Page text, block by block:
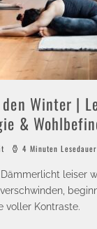
Winter |
&
4 Minuten Lesedauer
leiser
voller Kontraste.